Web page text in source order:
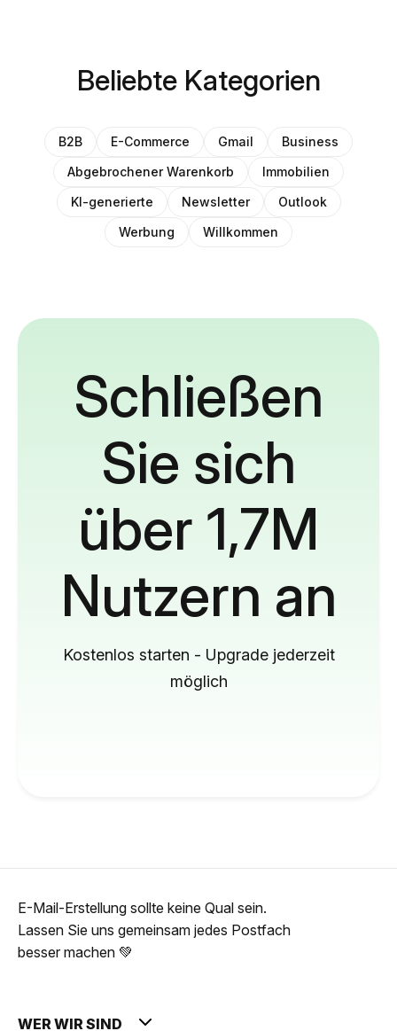
Beliebte Kategorien
B2B E-Commerce Gmail
Business
Abgebrochener Warenkorb
Immobilien
KI-generierte
Newsletter
Outlook
Werbung
Willkommen
Schließen
Sie sich
über 1,7M
Nutzern an
Kostenlos starten - Upgrade jederzeit
möglich
E-Mail-Erstellung sollte keine Qual sein.
Lassen Sie uns gemeinsam jedes Postfach
besser machen 💚
WER WIR SIND